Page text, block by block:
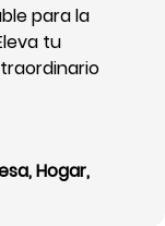
para la
tu
,Hogar,